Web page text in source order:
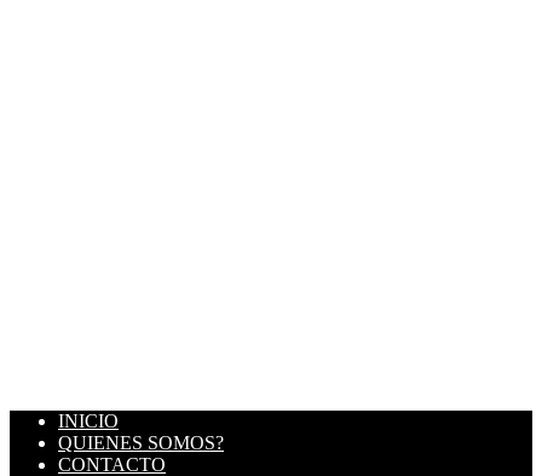
INICIO
QUIENES SOMOS?
CONTACTO